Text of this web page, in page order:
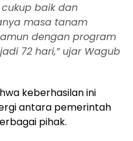
baik dan
masa tanam
dengan program
72 hari,” ujar Wagub
keberhasilan ini
antara pemerintah
pihak.